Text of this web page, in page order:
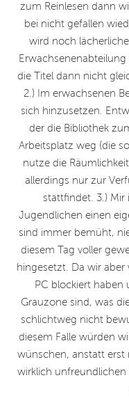
zum Reinlesen dann
bei nicht gefallen
wird noch
die Titel dann nicht
2.) Im erwachsenen
sich hinzusetzen.
der die Bibliothek
Arbeitsplatz weg (die
nutze die
allerdings nur zur
stattfindet. 3.) Mir
Jugendlichen einen
sind immer bemüht,
diesem Tag voller
hingesetzt. Da wir
PC blockiert haben
Grauzone sind, was
schlichtweg nicht
diesem Falle würden
wünschen, anstatt erst
wirklich